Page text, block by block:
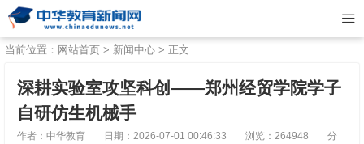
当前位置： 网站首页 > 新闻中心 > 正文
深耕实验室攻坚科创——郑州经贸学院学子
自研仿生机械手
作者：中华教育 日期：2026-07-01 00:46:33 浏览：264948
分